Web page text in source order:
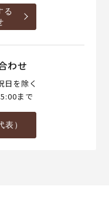
る
わせ
日を除く
まで
）